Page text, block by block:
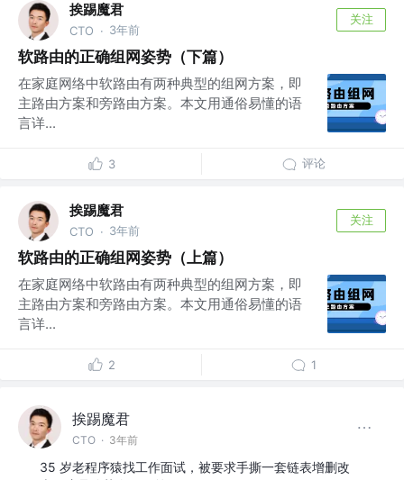
挨踢魔君
CTO · 3年前
关注
软路由的正确组网姿势（下篇）
在家庭网络中软路由有两种典型的组网方案，即
主路由方案和旁路由方案。本文用通俗易懂的语
言详...
3 评论
挨踢魔君
CTO · 3年前
关注
软路由的正确组网姿势（上篇）
在家庭网络中软路由有两种典型的组网方案，即
主路由方案和旁路由方案。本文用通俗易懂的语
言详...
2 1
挨踢魔君
CTO · 3年前
35 岁老程序猿找工作面试，被要求手撕一套链表增删改